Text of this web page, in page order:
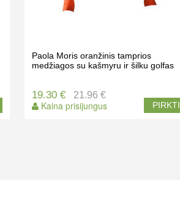
Paola Moris oranžinis tamprios
medžiagos su kašmyru ir šilku golfas
19.30 €
Kaina prisijungus
21.96 €
PIRKTI